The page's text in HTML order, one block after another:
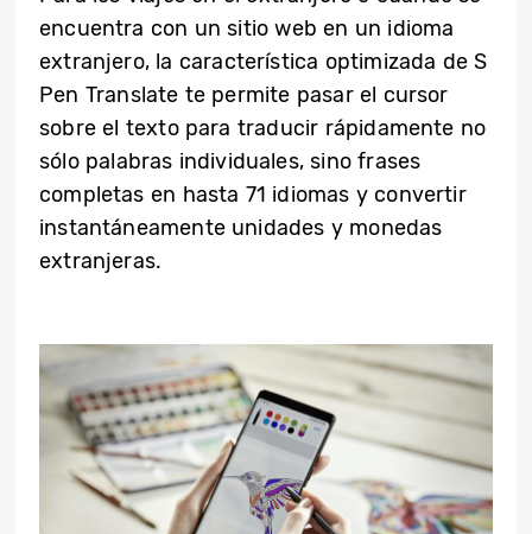
encuentra con un sitio web en un idioma
extranjero, la característica optimizada de S
Pen Translate te permite pasar el cursor
sobre el texto para traducir rápidamente no
sólo palabras individuales, sino frases
completas en hasta 71 idiomas y convertir
instantáneamente unidades y monedas
extranjeras.